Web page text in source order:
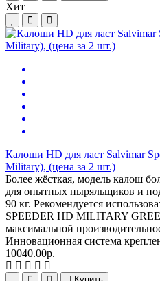
Хит
Калоши HD для ласт Salvimar
Military), (цена за 2 шт.)
Более жёсткая, модель калош
для опытных ныряльщиков и
90 кг. Рекомендуется
SPEEDER HD MILITARY
максимальной
Инновационная система
10040.00р.